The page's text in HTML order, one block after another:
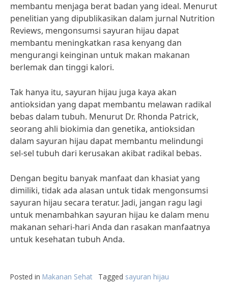
membantu menjaga berat badan yang ideal. Menurut
penelitian yang dipublikasikan dalam jurnal Nutrition
Reviews, mengonsumsi sayuran hijau dapat
membantu meningkatkan rasa kenyang dan
mengurangi keinginan untuk makan makanan
berlemak dan tinggi kalori.
Tak hanya itu, sayuran hijau juga kaya akan
antioksidan yang dapat membantu melawan radikal
bebas dalam tubuh. Menurut Dr. Rhonda Patrick,
seorang ahli biokimia dan genetika, antioksidan
dalam sayuran hijau dapat membantu melindungi
sel-sel tubuh dari kerusakan akibat radikal bebas.
Dengan begitu banyak manfaat dan khasiat yang
dimiliki, tidak ada alasan untuk tidak mengonsumsi
sayuran hijau secara teratur. Jadi, jangan ragu lagi
untuk menambahkan sayuran hijau ke dalam menu
makanan sehari-hari Anda dan rasakan manfaatnya
untuk kesehatan tubuh Anda.
Posted in Makanan Sehat Tagged sayuran hijau